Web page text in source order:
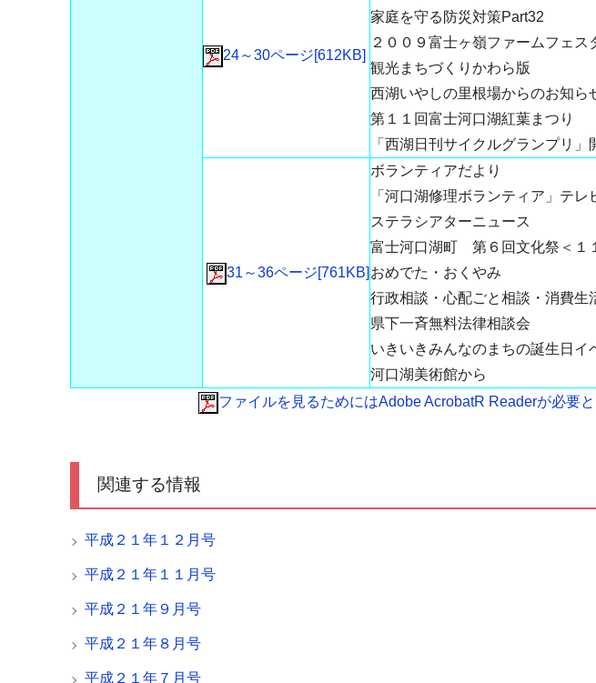
24～30ページ[612KB]
家庭を守る防災対策Part32
２００９富士ヶ嶺ファームフェス
観光まちづくりかわら版
西湖いやしの里根場からのお知ら
第１１回富士河口湖紅葉まつり
「西湖日刊サイクルグランプリ」
31～36ページ[761KB]
ボランティアだより
「河口湖修理ボランティア」テレ
ステラシアターニュース
富士河口湖町 第６回文化祭＜１
おめでた・おくやみ
行政相談・心配ごと相談・消費生
県下一斉無料法律相談会
いきいきみんなのまちの誕生日イ
河口湖美術館から
ファイルを見るためにはAdobe AcrobatR Readerが必要と
関連する情報
平成２１年１２月号
平成２１年１１月号
平成２１年９月号
平成２１年８月号
平成２１年７月号